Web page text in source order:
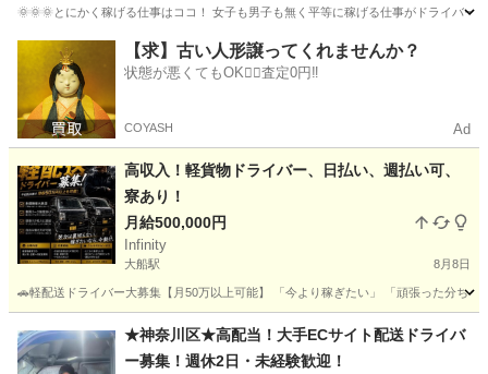
🌞🌞🌞とにかく稼げる仕事はココ！ 女子も男子も無く平等に稼げる仕事がドライバ
大船駅 ドライバー ネットスーパー
【求】古い人形譲ってくれませんか？
状態が悪くてもOK🙆‍♀️査定0円‼️
COYASH Ad
高収入！軽貨物ドライバー、日払い、週払い可、
寮あり！
月給500,000円
Infinity
大船駅 8月8日
🚗軽配送ドライバー大募集【月50万以上可能】 「今より稼ぎたい」 「頑張った分
大船駅 ドライバー 貨物
★神奈川区★高配当！大手ECサイト配送ドライバ
ー募集！週休2日・未経験歓迎！